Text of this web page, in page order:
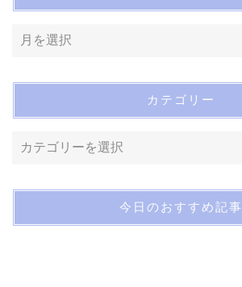
カテゴリー
今日のおすすめ記事